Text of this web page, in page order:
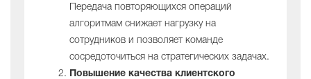
Передача повторяющихся операций
алгоритмам снижает нагрузку на
сотрудников и позволяет команде
сосредоточиться на стратегических задачах.
Повышение качества клиентского